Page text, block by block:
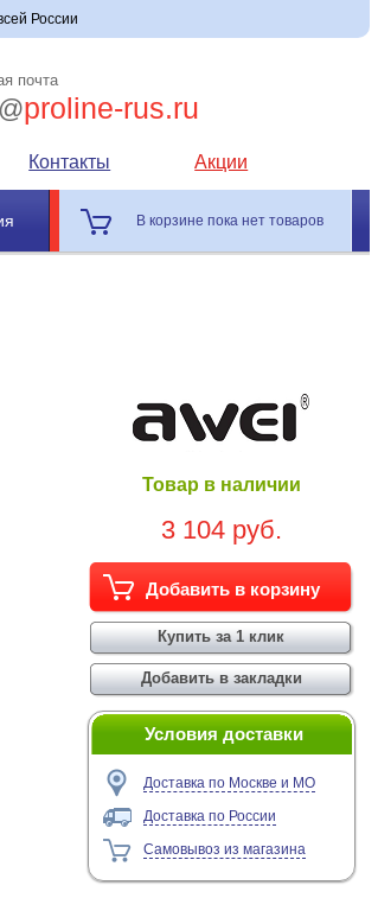
России
почта
proline-rus.ru
Контакты Акции
В корзине пока нет товаров
Товар в наличии
3 104 руб.
Условия доставки
Доставка по Москве и МО
Доставка по России
Самовывоз из магазина